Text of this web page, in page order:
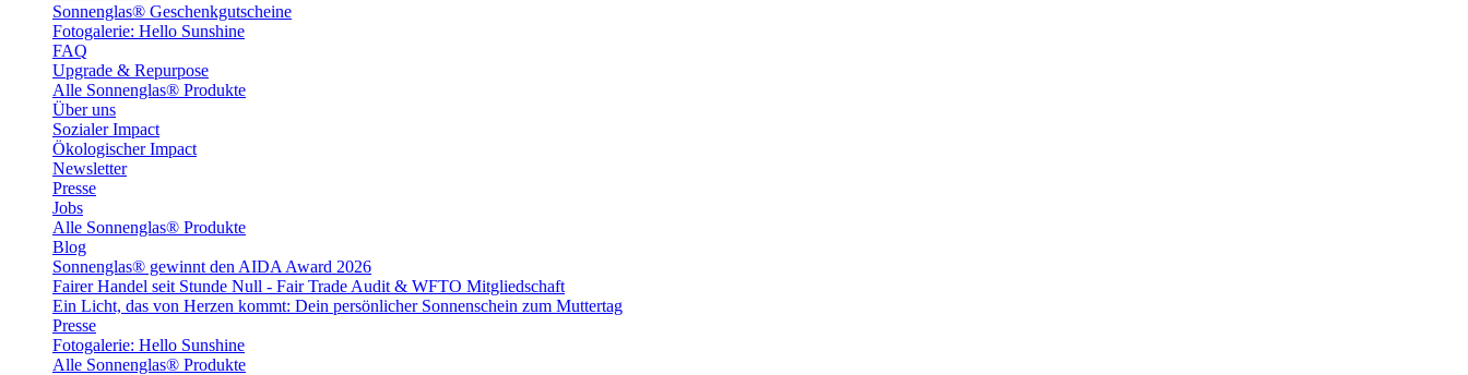
Sonnenglas® Geschenkgutscheine
Fotogalerie: Hello Sunshine
FAQ
Upgrade & Repurpose
Alle Sonnenglas® Produkte
Über uns
Sozialer Impact
Ökologischer Impact
Newsletter
Presse
Jobs
Alle Sonnenglas® Produkte
Blog
Sonnenglas® gewinnt den AIDA Award 2026
Fairer Handel seit Stunde Null - Fair Trade Audit & WFTO Mitgliedschaft
Ein Licht, das von Herzen kommt: Dein persönlicher Sonnenschein zum Muttertag
Presse
Fotogalerie: Hello Sunshine
Alle Sonnenglas® Produkte